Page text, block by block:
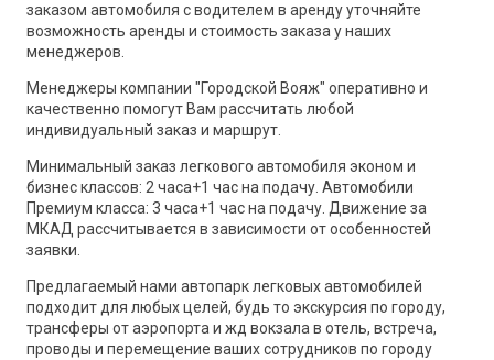
заказом автомобиля с водителем в аренду уточняйте
возможность аренды и стоимость заказа у наших
менеджеров.
Менеджеры компании "Городской Вояж" оперативно и
качественно помогут Вам рассчитать любой
индивидуальный заказ и маршрут.
Минимальный заказ легкового автомобиля эконом и
бизнес классов: 2 часа+1 час на подачу. Автомобили
Премиум класса: 3 часа+1 час на подачу. Движение за
МКАД рассчитывается в зависимости от особенностей
заявки.
Предлагаемый нами автопарк легковых автомобилей
подходит для любых целей, будь то экскурсия по городу,
трансферы от аэропорта и жд вокзала в отель, встреча,
проводы и перемещение ваших сотрудников по городу